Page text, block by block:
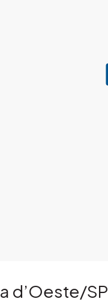
d’Oeste/SP